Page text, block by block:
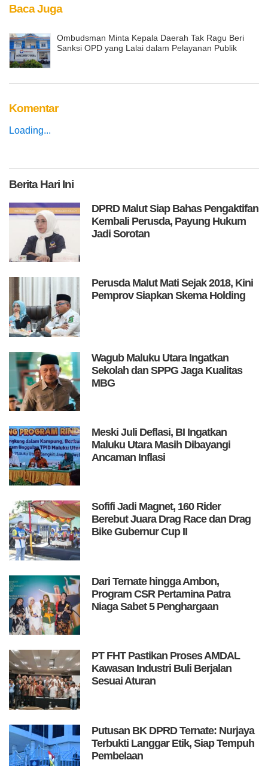
Baca Juga
Ombudsman Minta Kepala Daerah Tak Ragu Beri
Sanksi OPD yang Lalai dalam Pelayanan Publik
Komentar
Loading...
BeritaHari Ini
DPRD Malut Siap Bahas Pengaktifan
Kembali Perusda, Payung Hukum
Jadi Sorotan
Perusda Malut Mati Sejak 2018, Kini
Pemprov Siapkan Skema Holding
Wagub Maluku Utara Ingatkan
Sekolah dan SPPG Jaga Kualitas
MBG
Meski Juli Deflasi, BI Ingatkan
Maluku Utara Masih Dibayangi
Ancaman Inflasi
Sofifi Jadi Magnet, 160 Rider
Berebut Juara Drag Race dan Drag
Bike Gubernur Cup II
Dari Ternate hingga Ambon,
Program CSR Pertamina Patra
Niaga Sabet 5 Penghargaan
PT FHT Pastikan Proses AMDAL
Kawasan Industri Buli Berjalan
Sesuai Aturan
Putusan BK DPRD Ternate: Nurjaya
Terbukti Langgar Etik, Siap Tempuh
Pembelaan